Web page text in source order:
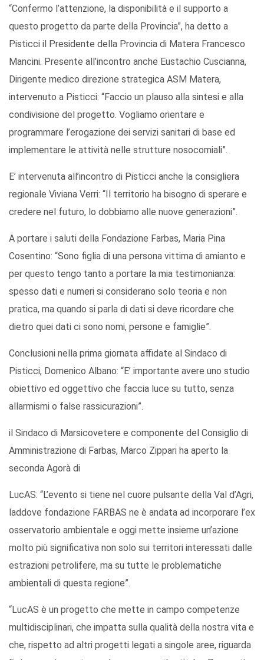
“Confermo l’attenzione, la disponibilità e il supporto a
questo progetto da parte della Provincia”, ha detto a
Pisticci il Presidente della Provincia di Matera Francesco
Mancini. Presente all’incontro anche Eustachio Cuscianna,
Dirigente medico direzione strategica ASM Matera,
intervenuto a Pisticci: “Faccio un plauso alla sintesi e alla
condivisione del progetto. Vogliamo orientare e
programmare l’erogazione dei servizi sanitari di base ed
implementare le attività nelle strutture nosocomiali”.
E’ intervenuta all’incontro di Pisticci anche la consigliera
regionale Viviana Verri: “Il territorio ha bisogno di sperare e
credere nel futuro, lo dobbiamo alle nuove generazioni”.
A portare i saluti della Fondazione Farbas, Maria Pina
Cosentino: “Sono figlia di una persona vittima di amianto e
per questo tengo tanto a portare la mia testimonianza:
spesso dati e numeri si considerano solo teoria e non
pratica, ma quando si parla di dati si deve ricordare che
dietro quei dati ci sono nomi, persone e famiglie”.
Conclusioni nella prima giornata affidate al Sindaco di
Pisticci, Domenico Albano: “E’ importante avere uno studio
obiettivo ed oggettivo che faccia luce su tutto, senza
allarmismi o false rassicurazioni”.
il Sindaco di Marsicovetere e componente del Consiglio di
Amministrazione di Farbas, Marco Zippari ha aperto la
seconda Agorà di
LucAS: “L’evento si tiene nel cuore pulsante della Val d’Agri,
laddove fondazione FARBAS ne è andata ad incorporare l’ex
osservatorio ambientale e oggi mette insieme un’azione
molto più significativa non solo sui territori interessati dalle
estrazioni petrolifere, ma su tutte le problematiche
ambientali di questa regione”.
“LucAS è un progetto che mette in campo competenze
multidisciplinari, che impatta sulla qualità della nostra vita e
che, rispetto ad altri progetti legati a singole aree, riguarda